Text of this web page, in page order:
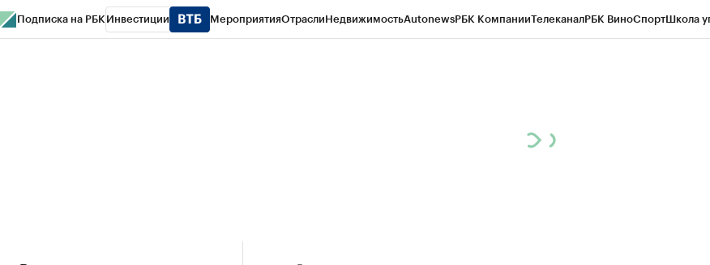
Подписка на РБК Инвестиции МероприятияОтраслиНедвижимостьAutonewsРБК КомпанииТелеканалРБК ВиноСпортШкола